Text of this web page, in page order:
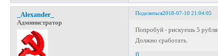
Поделиться2018-07-10 21:04:05
_Alexander_
Администратор
Попробуй - рискуешь 5
Должно сработать.
0